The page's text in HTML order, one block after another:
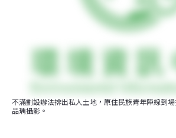
不滿劃設辦法排出私人土地，原住民族青年陣線到
品瑀攝影。